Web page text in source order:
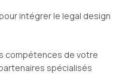
intégrer le legal design
compétences de votre
spécialisés